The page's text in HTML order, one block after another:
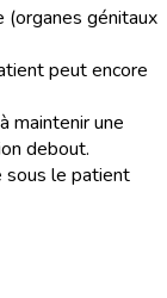
(organes génitaux
peut encore
maintenir une
debout.
sous le patient